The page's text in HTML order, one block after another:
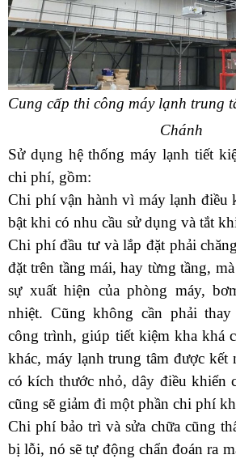
Cung cấp thi công máy lạnh trung
Chánh
Sử dụng hệ thống máy lạnh tiết
chi phí, gồm:
Chi phí vận hành vì máy lạnh điều
bật khi có nhu cầu sử dụng và tắt
Chi phí đầu tư và lắp đặt phải
đặt trên tầng mái, hay từng tầng,
sự xuất hiện của phòng máy,
nhiệt. Cũng không cần phải
công trình, giúp tiết kiệm kha khá
khác, máy lạnh trung tâm được kết
có kích thước nhỏ, dây điều khiển
cũng sẽ giảm đi một phần chi phí
Chi phí bảo trì và sửa chữa cũng
bị lỗi, nó sẽ tự động chẩn đoán ra